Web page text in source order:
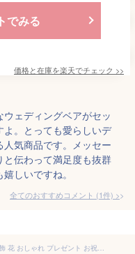
でみる
価格と在庫を楽天でチェック >>
ェディングベアがセッ
よ。とっても愛らしいデ
気商品です。メッセー
伝わって満足度も抜群
しいですね。
全てのおすすめコメント (1件) >
バルーンギフト 結婚祝い 結婚式 電報 装飾 花 おしゃれ プレゼント お祝い（結婚祝い Happy wedding）